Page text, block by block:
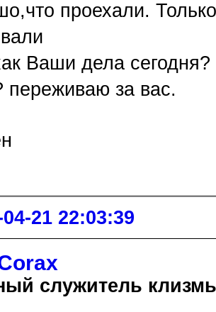
проехали.
Ваши дела
переживаю за вас.
21 22:03:39
служитель